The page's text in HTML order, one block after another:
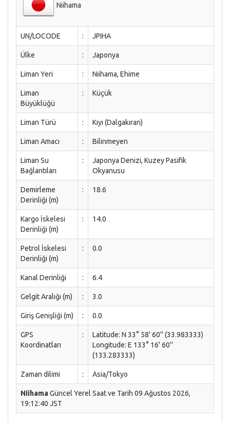
Niihama
UN/LOCODE : JPIHA
Ülke : Japonya
Liman Yeri : Niihama, Ehime
Liman
Büyüklüğü
: Küçük
Liman Türü : Kıyı (Dalgakıran)
Liman Amacı : Bilinmeyen
Liman Su
Bağlantıları
:
Japonya Denizi, Kuzey Pasifik
Okyanusu
Demirleme
Derinliği (m)
: 18.6
Kargo İskelesi
Derinliği (m)
: 14.0
Petrol İskelesi
Derinliği (m)
: 0.0
Kanal Derinliği : 6.4
Gelgit Aralığı (m) : 3.0
Giriş Genişliği (m) : 0.0
GPS
Koordinatları
:
Latitude: N 33° 58' 60'' (33.983333)
Longitude: E 133° 16' 60''
(133.283333)
Zaman dilimi : Asia/Tokyo
NiihamaGüncel Yerel Saat ve Tarih 09 Ağustos 2026,
19:12:40 JST